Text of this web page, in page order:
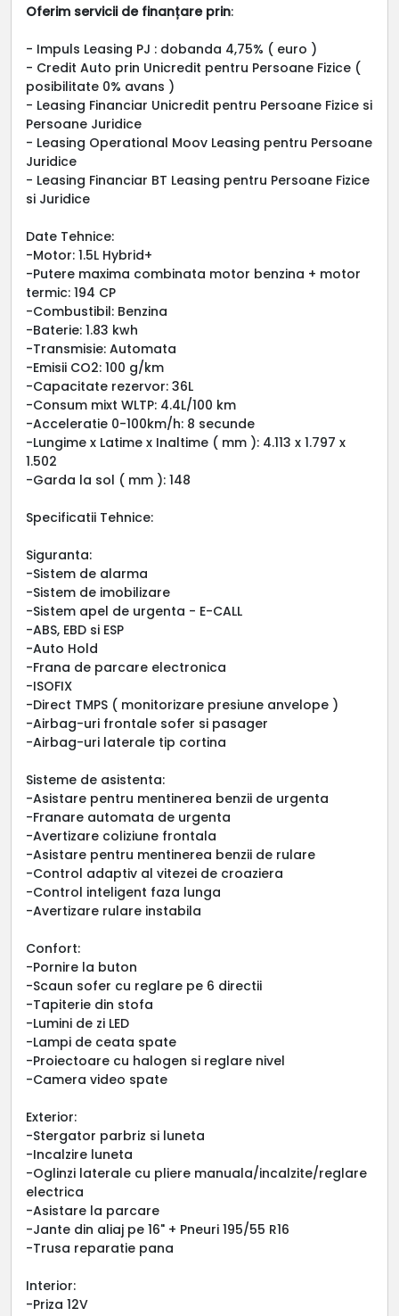
Oferim servicii de finanțare prin:
- Impuls Leasing PJ : dobanda 4,75% ( euro )
- Credit Auto prin Unicredit pentru Persoane Fizice (
posibilitate 0% avans )
- Leasing Financiar Unicredit pentru Persoane Fizice si
Persoane Juridice
- Leasing Operational Moov Leasing pentru Persoane
Juridice
- Leasing Financiar BT Leasing pentru Persoane Fizice
si Juridice
Date Tehnice:
-Motor: 1.5L Hybrid+
-Putere maxima combinata motor benzina + motor
termic: 194 CP
-Combustibil: Benzina
-Baterie: 1.83 kwh
-Transmisie: Automata
-Emisii CO2: 100 g/km
-Capacitate rezervor: 36L
-Consum mixt WLTP: 4.4L/100 km
-Acceleratie 0-100km/h: 8 secunde
-Lungime x Latime x Inaltime ( mm ): 4.113 x 1.797 x
1.502
-Garda la sol ( mm ): 148
Specificatii Tehnice:
Siguranta:
-Sistem de alarma
-Sistem de imobilizare
-Sistem apel de urgenta - E-CALL
-ABS, EBD si ESP
-Auto Hold
-Frana de parcare electronica
-ISOFIX
-Direct TMPS ( monitorizare presiune anvelope )
-Airbag-uri frontale sofer si pasager
-Airbag-uri laterale tip cortina
Sisteme de asistenta:
-Asistare pentru mentinerea benzii de urgenta
-Franare automata de urgenta
-Avertizare coliziune frontala
-Asistare pentru mentinerea benzii de rulare
-Control adaptiv al vitezei de croaziera
-Control inteligent faza lunga
-Avertizare rulare instabila
Confort:
-Pornire la buton
-Scaun sofer cu reglare pe 6 directii
-Tapiterie din stofa
-Lumini de zi LED
-Lampi de ceata spate
-Proiectoare cu halogen si reglare nivel
-Camera video spate
Exterior:
-Stergator parbriz si luneta
-Incalzire luneta
-Oglinzi laterale cu pliere manuala/incalzite/reglare
electrica
-Asistare la parcare
-Jante din aliaj pe 16" + Pneuri 195/55 R16
-Trusa reparatie pana
Interior:
-Priza 12V